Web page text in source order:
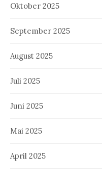
Oktober 2025
September 2025
August 2025
Juli 2025
Juni 2025
Mai 2025
April 2025